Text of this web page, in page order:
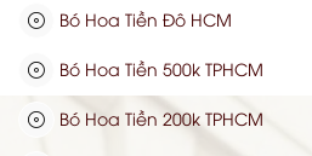
Bó Hoa Tiền Đô HCM
Bó Hoa Tiền 500k TPHCM
Bó Hoa Tiền 200k TPHCM